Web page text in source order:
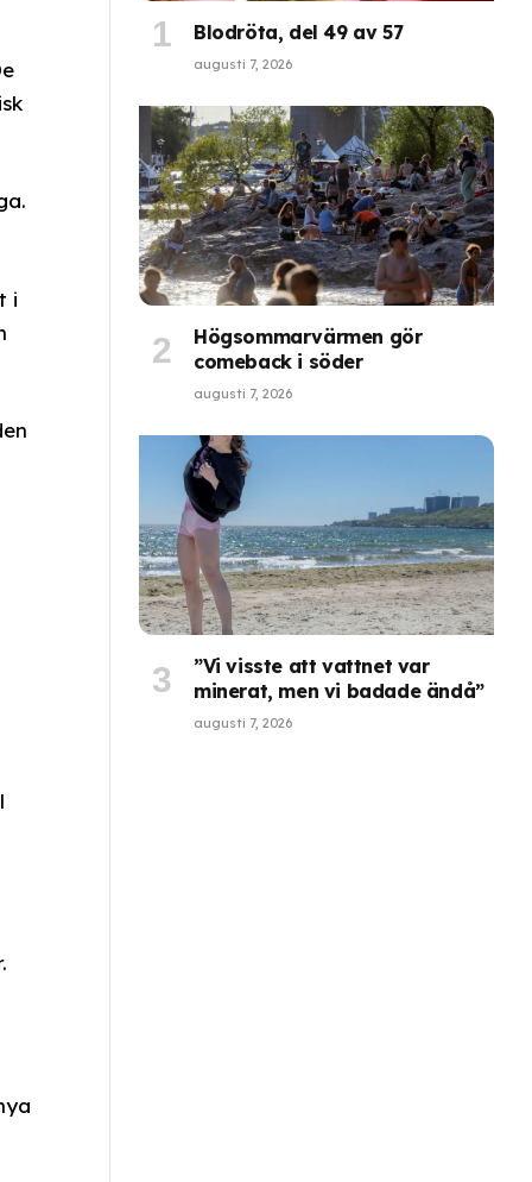
i
Blodröta, del 49 av 57
augusti 7, 2026
Högsommarvärmen gör
comeback i söder
augusti 7, 2026
”Vi visste att vattnet var
minerat, men vi badade ändå”
augusti 7, 2026